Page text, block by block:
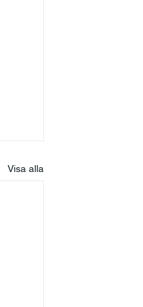
Visa alla